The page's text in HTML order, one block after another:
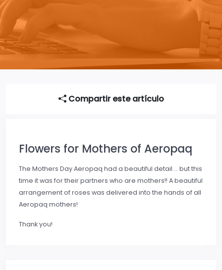
Compartir este artículo
Flowers for Mothers of Aeropaq
The Mothers Day Aeropaq had a beautiful detail … but this
time it was for their partners who are mothers!! A beautiful
arrangement of roses was delivered into the hands of all
Aeropaq mothers!
Thank you!